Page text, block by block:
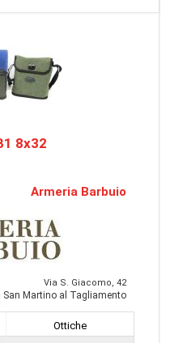
8x32
Armeria Barbuio
Via S. Giacomo, 42
San Martino al Tagliamento
Ottiche